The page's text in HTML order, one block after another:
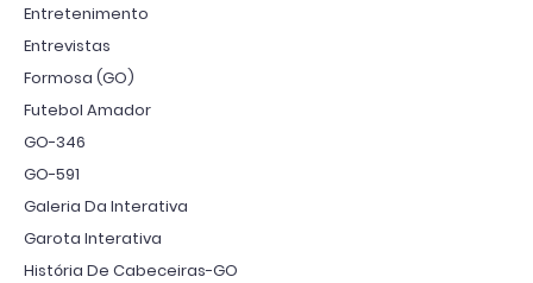
Entretenimento
Entrevistas
Formosa (GO)
Futebol Amador
GO-346
GO-591
Galeria Da Interativa
Garota Interativa
História De Cabeceiras-GO